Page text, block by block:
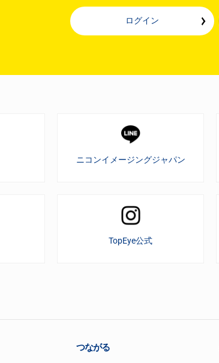
ログイン
ニコンイメージングジャパン
TopEye公式
つながる